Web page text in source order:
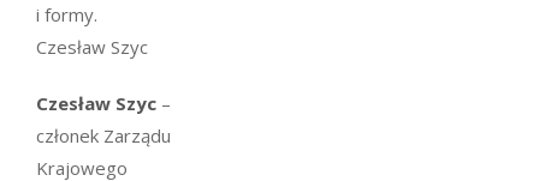
i formy.
Czesław Szyc
Czesław Szyc –
członek Zarządu
Krajowego